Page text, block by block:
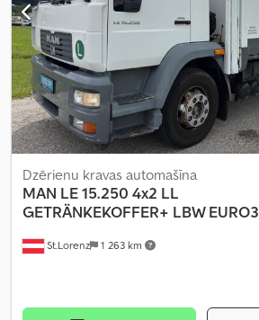
St.Lorenz 1 263 km
Dzērienu kravas automašīna
MAN LE 15.250 4x2 LL
GETRÄNKEKOFFER+ LBW EURO3